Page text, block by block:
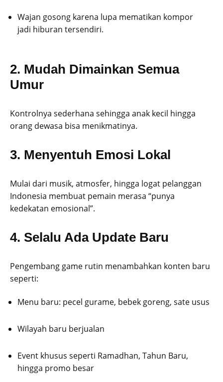
Wajan gosong karena lupa mematikan kompor
jadi hiburan tersendiri.
2. Mudah Dimainkan Semua
Umur
Kontrolnya sederhana sehingga anak kecil hingga
orang dewasa bisa menikmatinya.
3. Menyentuh Emosi Lokal
Mulai dari musik, atmosfer, hingga logat pelanggan
Indonesia membuat pemain merasa “punya
kedekatan emosional”.
4. Selalu Ada Update Baru
Pengembang game rutin menambahkan konten baru
seperti:
Menu baru: pecel gurame, bebek goreng, sate usus
Wilayah baru berjualan
Event khusus seperti Ramadhan, Tahun Baru,
hingga promo besar